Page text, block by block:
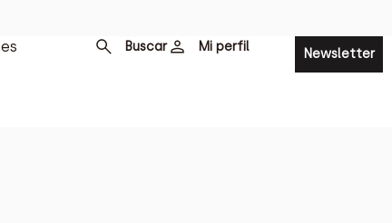
Buscar Mi perfil Newsletter